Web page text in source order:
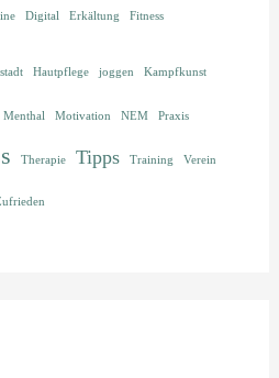
Digital Erkältung Fitness
Hautpflege joggen Kampfkunst
Menthal Motivation NEM Praxis
Therapie Tipps Training Verein